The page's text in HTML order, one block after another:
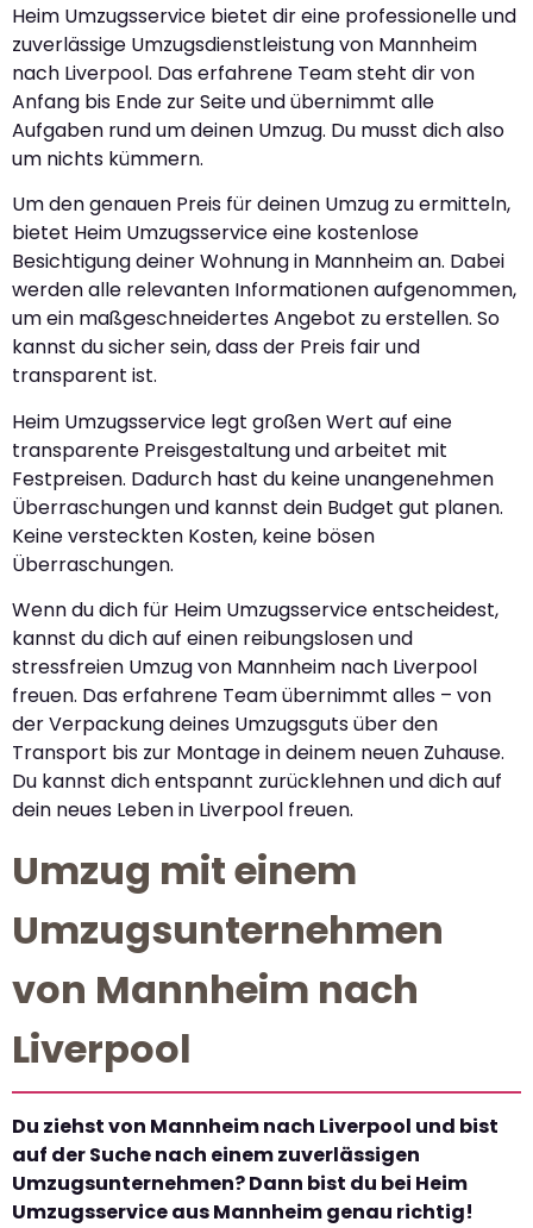
Heim Umzugsservice bietet dir eine professionelle und
zuverlässige Umzugsdienstleistung von Mannheim
nach Liverpool. Das erfahrene Team steht dir von
Anfang bis Ende zur Seite und übernimmt alle
Aufgaben rund um deinen Umzug. Du musst dich also
um nichts kümmern.
Um den genauen Preis für deinen Umzug zu ermitteln,
bietet Heim Umzugsservice eine kostenlose
Besichtigung deiner Wohnung in Mannheim an. Dabei
werden alle relevanten Informationen aufgenommen,
um ein maßgeschneidertes Angebot zu erstellen. So
kannst du sicher sein, dass der Preis fair und
transparent ist.
Heim Umzugsservice legt großen Wert auf eine
transparente Preisgestaltung und arbeitet mit
Festpreisen. Dadurch hast du keine unangenehmen
Überraschungen und kannst dein Budget gut planen.
Keine versteckten Kosten, keine bösen
Überraschungen.
Wenn du dich für Heim Umzugsservice entscheidest,
kannst du dich auf einen reibungslosen und
stressfreien Umzug von Mannheim nach Liverpool
freuen. Das erfahrene Team übernimmt alles – von
der Verpackung deines Umzugsguts über den
Transport bis zur Montage in deinem neuen Zuhause.
Du kannst dich entspannt zurücklehnen und dich auf
dein neues Leben in Liverpool freuen.
Umzug mit einem
Umzugsunternehmen
von Mannheim nach
Liverpool
Du ziehst von Mannheim nach Liverpool und bist
auf der Suche nach einem zuverlässigen
Umzugsunternehmen? Dann bist du bei Heim
Umzugsservice aus Mannheim genau richtig!